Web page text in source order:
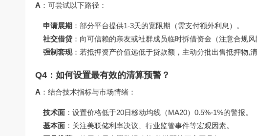
A ：可尝试以下路径：
申请展期 ：部分平台提供1-3天的宽限期（需支付额外利息）。
社交借贷 ：向可信赖的亲友或社群成员临时拆借资金（注意合规风
强制套现：若抵押资产价值远低于贷款额，主动分批出售抵押物,
Q4：如何设置最有效的清算预警？
A ：结合技术指标与市场情绪：
技术面 ：设置价格低于20日移动均线（MA20）0.5%-1%的警报。
基本面 ：关注美联储利率决议、行业监管事件等宏观因素。